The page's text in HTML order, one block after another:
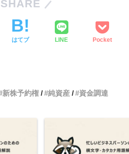
SHARE
はてブ LINE Pocket
新株予約権 純資産 資金調達